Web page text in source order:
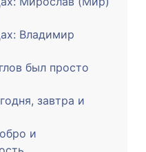
Владимир
был просто
завтра и
и